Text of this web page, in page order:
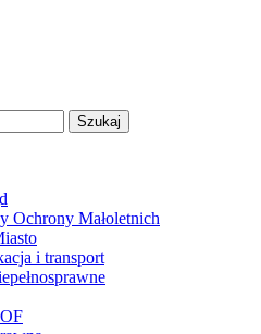
Szukaj
Ochrony Małoletnich
i transport